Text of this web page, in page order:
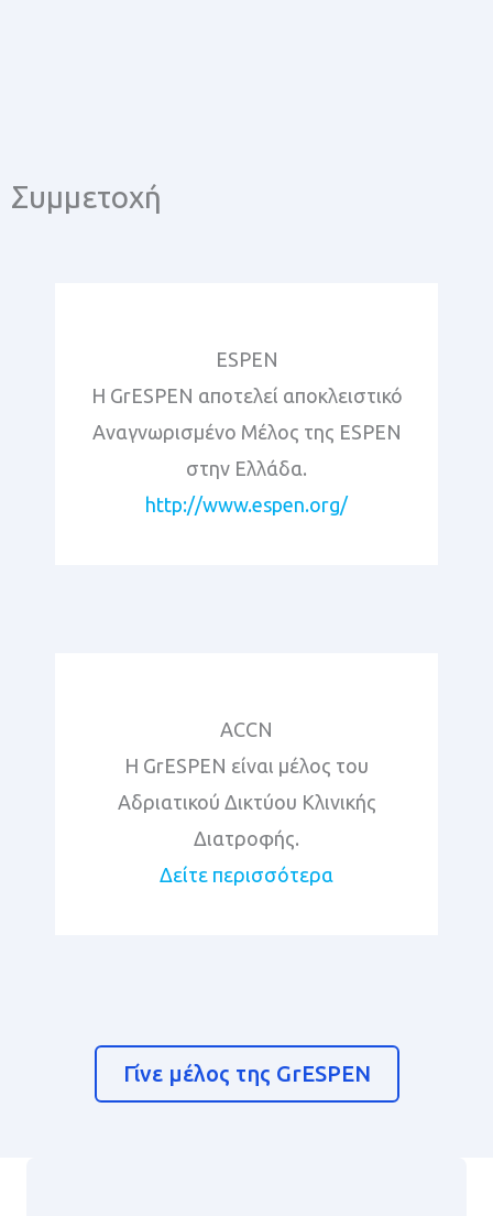
Συμμετοχή
ESPEN
Η GrESPEN αποτελεί αποκλειστικό
Αναγνωρισμένο Μέλος της ESPEN
στην Ελλάδα.
http://www.espen.org/
ACCN
Η GrESPEN είναι μέλος του
Aδριατικού Δικτύου Κλινικής
Διατροφής.
Δείτε περισσότερα
Γίνε μέλος της GrESPEN